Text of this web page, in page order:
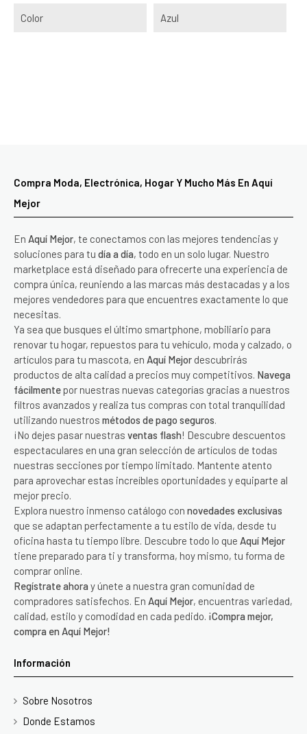
Color Azul
Compra Moda, Electrónica, Hogar Y Mucho Más En Aquí
Mejor
En Aquí Mejor, te conectamos con las mejores tendencias y
soluciones para tu día a día, todo en un solo lugar. Nuestro
marketplace está diseñado para ofrecerte una experiencia de
compra única, reuniendo a las marcas más destacadas y a los
mejores vendedores para que encuentres exactamente lo que
necesitas.
Ya sea que busques el último smartphone, mobiliario para
renovar tu hogar, repuestos para tu vehículo, moda y calzado, o
artículos para tu mascota, en Aquí Mejor descubrirás
productos de alta calidad a precios muy competitivos. Navega
fácilmente por nuestras nuevas categorías gracias a nuestros
filtros avanzados y realiza tus compras con total tranquilidad
utilizando nuestros métodos de pago seguros.
¡No dejes pasar nuestras ventas flash! Descubre descuentos
espectaculares en una gran selección de artículos de todas
nuestras secciones por tiempo limitado. Mantente atento
para aprovechar estas increíbles oportunidades y equiparte al
mejor precio.
Explora nuestro inmenso catálogo con novedades exclusivas
que se adaptan perfectamente a tu estilo de vida, desde tu
oficina hasta tu tiempo libre. Descubre todo lo que Aquí Mejor
tiene preparado para ti y transforma, hoy mismo, tu forma de
comprar online.
Regístrate ahora y únete a nuestra gran comunidad de
compradores satisfechos. En Aquí Mejor, encuentras variedad,
calidad, estilo y comodidad en cada pedido. ¡Compra mejor,
compra en Aquí Mejor!
Información
Sobre Nosotros
Donde Estamos